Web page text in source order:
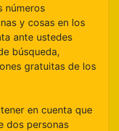
números
y cosas en los
ante ustedes
búsqueda,
gratuitas de los
en cuenta que
dos personas